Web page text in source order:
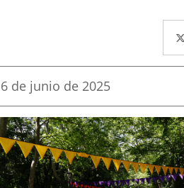
Fecha
la
noticia
6 de junio de 2025